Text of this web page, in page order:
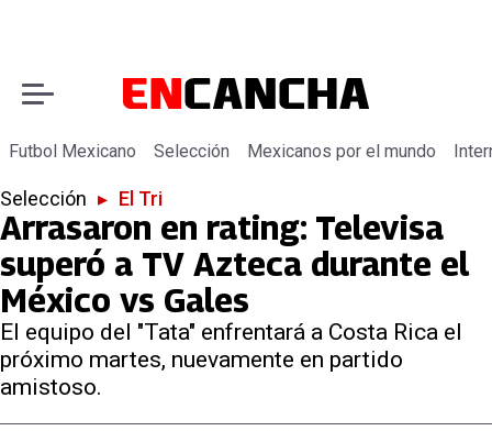
Futbol Mexicano Selección Mexicanos por el mundo
Selección ▸ El Tri
Arrasaron en rating: Televisa
superó a TV Azteca durante el
México vs Gales
El equipo del "Tata" enfrentará a Costa Rica el
próximo martes, nuevamente en partido
amistoso.